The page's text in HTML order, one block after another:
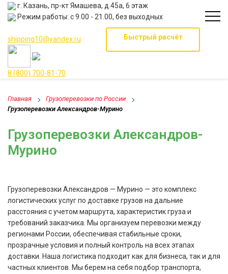
г. Казань, пр-кт Ямашева, д.45а, 6 этаж
Режим работы: с 9.00 - 21.00, без выходных
shipping10@yandex.ru
8 (800) 700-81-70
Быстрый расчёт
Главная
Грузоперевозки по России
Грузоперевозки Александров-Мурино
Грузоперевозки Александров-
Мурино
Грузоперевозки Александров — Мурино — это комплекс
логистических услуг по доставке грузов на дальние
расстояния с учетом маршрута, характеристик груза и
требований заказчика. Мы организуем перевозки между
регионами России, обеспечивая стабильные сроки,
прозрачные условия и полный контроль на всех этапах
доставки. Наша логистика подходит как для бизнеса, так и для
частных клиентов. Мы берем на себя подбор транспорта,